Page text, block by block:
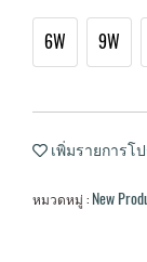
6W 9W
เพิ่มรายการโ
หมวดหมู่ : New